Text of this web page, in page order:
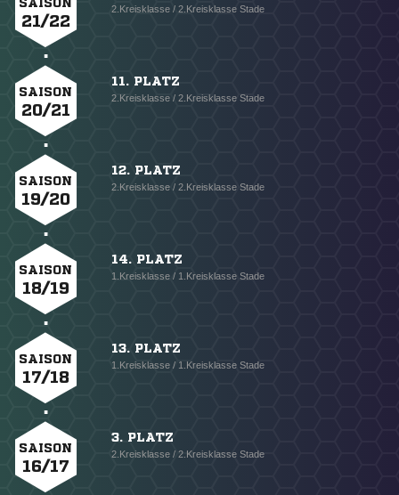
SAISON
21/22
2.Kreisklasse / 2.Kreisklasse Stade
SAISON
20/21
11. PLATZ
2.Kreisklasse / 2.Kreisklasse Stade
SAISON
19/20
12. PLATZ
2.Kreisklasse / 2.Kreisklasse Stade
SAISON
18/19
14. PLATZ
1.Kreisklasse / 1.Kreisklasse Stade
SAISON
17/18
13. PLATZ
1.Kreisklasse / 1.Kreisklasse Stade
SAISON
16/17
3. PLATZ
2.Kreisklasse / 2.Kreisklasse Stade